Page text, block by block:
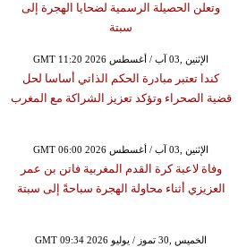
وتعلن الحصيلة الرسمية لضحايا الهجرة إلى
سبتة
GMT 11:20 2026 الإثنين ,03 آب / أغسطس
كندا تعتبر مبادرة الحكم الذاتي أساسا لحل
قضية الصحراء وتؤكد تعزيز الشراكة مع المغرب
GMT 06:00 2026 الإثنين ,03 آب / أغسطس
وفاة لاعبة كرة القدم المغربية فاتن بن عمر
العزيزي أثناء محاولة الهجرة سباحةً إلى سبتة
GMT 09:34 2026 الخميس ,30 تموز / يوليو